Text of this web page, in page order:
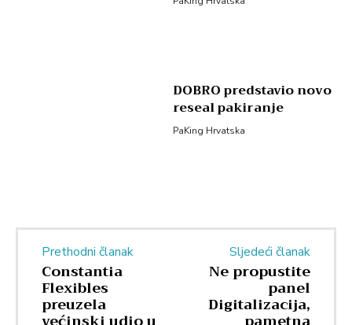
DOBRO predstavio novo
reseal pakiranje
PaKing Hrvatska
Prethodni članak
Constantia
Flexibles
preuzela
Sljedeći članak
Ne propustite
panel
Digitalizacija,